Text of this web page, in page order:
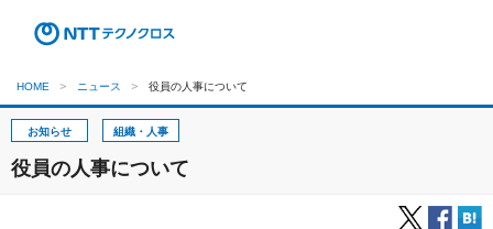
HOME ニュース 役員の人事について
お知らせ 組織・人事
役員の人事について